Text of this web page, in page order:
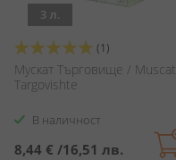
3 л.
Оценка:
100%
(1)
Мускат Търговище / Muscat
Targovishte
В наличност
8,44 € /16,51 лв.